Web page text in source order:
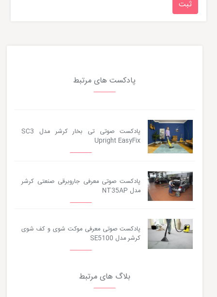
پادکست های مرتبط
پادکست صوتی تی بخار کرشر مدل SC3
Upright EasyFix
پادکست صوتی معرفی جاروبرقی صنعتی کرشر
مدل NT35AP
پادکست صوتی معرفی موکت شوی و کف شوی
کرشر مدل SE5100
بلاگ های مرتبط